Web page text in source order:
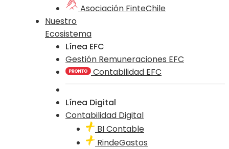
Asociación FinteChile
Nuestro
Ecosistema
Línea EFC
Gestión Remuneraciones EFC
Contabilidad EFC
Línea Digital
Contabilidad Digital
BI Contable
RindeGastos